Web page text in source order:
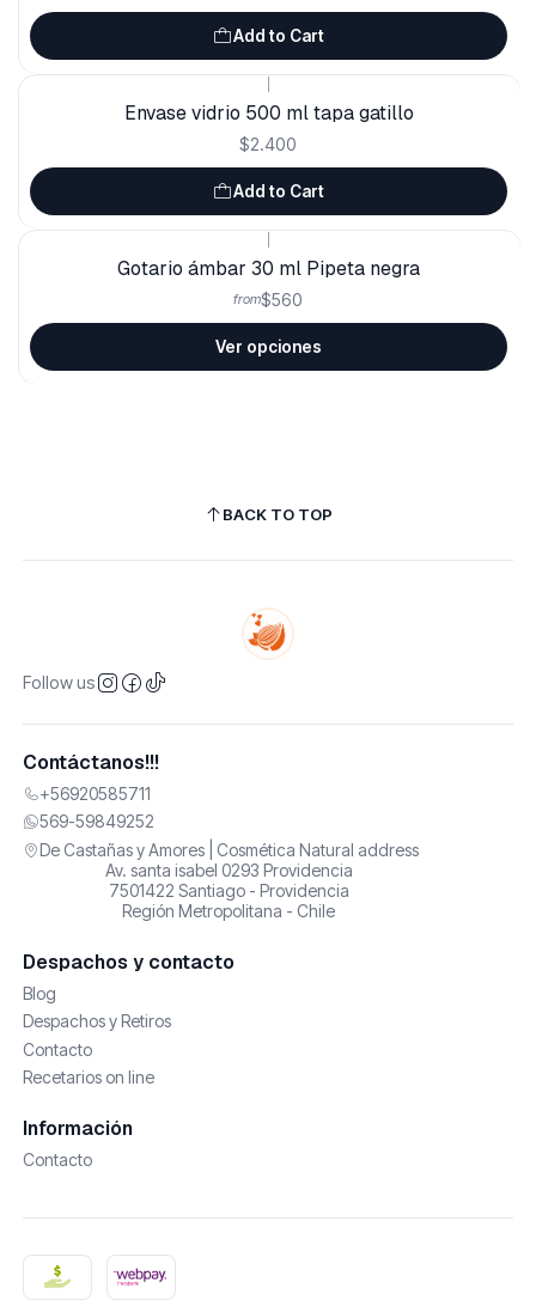
Add to Cart
Envase vidrio 500 ml tapa gatillo
$2.400
Add to Cart
Gotario ámbar 30 ml Pipeta negra
from$560
Ver opciones
BACK TO TOP
Follow us
Contáctanos!!!
+56920585711
569-59849252
De Castañas y Amores | Cosmética Natural address
Av. santa isabel 0293 Providencia
7501422 Santiago - Providencia
Región Metropolitana - Chile
Despachos y contacto
Blog
Despachos y Retiros
Contacto
Recetarios on line
Información
Contacto